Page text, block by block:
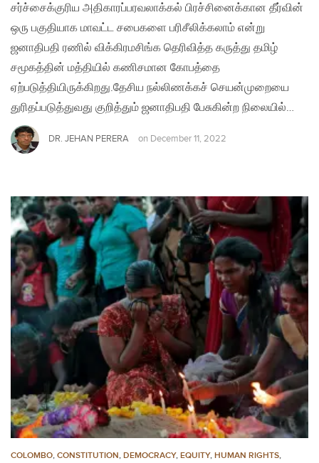
சர்ச்சைக்குரிய அதிகாரப்பரவலாக்கல் பிரச்சினைக்கான தீர்வின்
ஒரு பகுதியாக மாவட்ட சபைகளை பரிசீலிக்கலாம் என்று
ஜனாதிபதி ரணில் விக்கிரமசிங்க தெரிவித்த கருத்து தமிழ்
சமூகத்தின் மத்தியில் கணிசமான கோபத்தை
ஏற்படுத்தியிருக்கிறது.தேசிய நல்லிணக்கச் செயன்முறையை
துரிதப்படுத்துவது குறித்தும் ஜனாதிபதி பேசுகின்ற நிலையில்…
DR. JEHAN PERERA on December 11, 2022
COLOMBO, CONSTITUTION, DEMOCRACY, EQUITY, HUMAN RIGHTS,